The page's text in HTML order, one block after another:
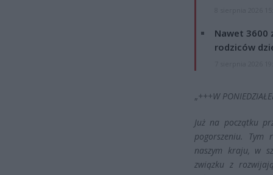
Nawet 3600
rodziców
„+++W
Już na początku
pogorszeniu.
naszym kraju, w
związku z